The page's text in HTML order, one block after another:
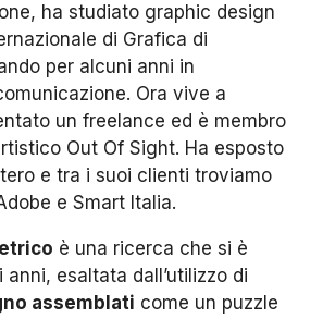
ha studiato graphic design
di Grafica di
per alcuni anni in
Ora vive a
un freelance ed è membro
Out Of Sight. Ha esposto
e tra i suoi clienti troviamo
e Smart Italia.
è una ricerca che si è
esaltata dall’utilizzo di
assemblati come un puzzle